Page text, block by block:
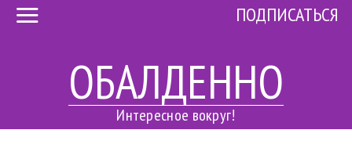
ОБАЛДЕННО
Интересное вокруг!
ПОДПИСАТЬСЯ